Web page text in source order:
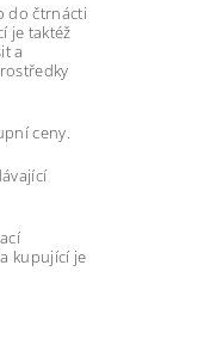
do čtrnácti
je taktéž
a
ceny.
kupující je